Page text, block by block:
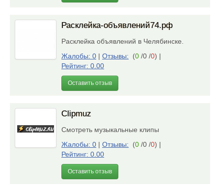
Расклейка-объявлений74.рф
Расклейка объявлений в Челябинске.
Жалобы: 0 | Отзывы: (0 /0 /0) |
Рейтинг: 0.00
Оставить отзыв
Сlipmuz
Смотреть музыкальные клипы
Жалобы: 0 | Отзывы: (0 /0 /0) |
Рейтинг: 0.00
Оставить отзыв